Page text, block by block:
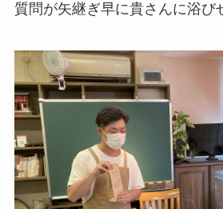
質問が矢継ぎ早に貴さんに浴び